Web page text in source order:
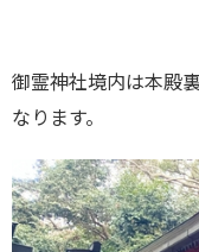
御霊神社境内は本殿
なります。